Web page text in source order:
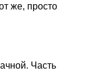
же, просто
Часть